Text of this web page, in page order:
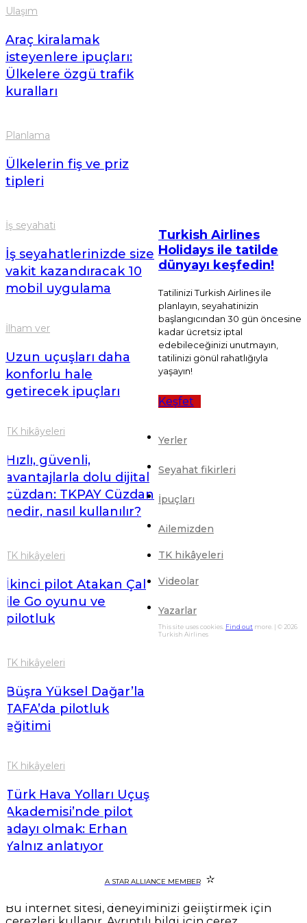
Ulaşım
Araç kiralamak
isteyenlere ipuçları:
Ülkelere özgü trafik
kuralları
Planlama
Ülkelerin fiş ve priz
tipleri
İş seyahati
İş seyahatlerinizde size
vakit kazandıracak 10
mobil uygulama
İlham ver
Uzun uçuşları daha
konforlu hale
getirecek ipuçları
TK hikâyeleri
Hızlı, güvenli,
avantajlarla dolu dijital
cüzdan: TKPAY Cüzdan
nedir, nasıl kullanılır?
TK hikâyeleri
İkinci pilot Atakan Çal
ile Go oyunu ve
pilotluk
TK hikâyeleri
Büşra Yüksel Dağar’la
TAFA’da pilotluk
eğitimi
TK hikâyeleri
Türk Hava Yolları Uçuş
Akademisi’nde pilot
adayı olmak: Erhan
Yalnız anlatıyor
Turkish Airlines
Holidays ile tatilde
dünyayı keşfedin!
Tatilinizi Turkish Airlines ile
planlayın, seyahatinizin
başlangıcından 30 gün öncesine
kadar ücretsiz iptal
edebileceğinizi unutmayın,
tatilinizi gönül rahatlığıyla
yaşayın!
Keşfet
Yerler
Seyahat fikirleri
İpuçları
Ailemizden
TK hikâyeleri
Videolar
Yazarlar
This site uses cookies. Find out more. | © 2026
Turkish Airlines
A STAR ALLIANCE MEMBER
Bu internet sitesi, deneyiminizi geliştirmek için